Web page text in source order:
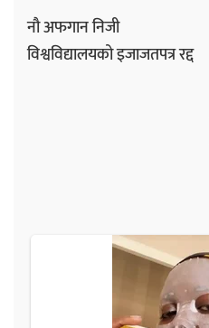
नौ अफगान निजी
विश्वविद्यालयको इजाजतपत्र रद्द